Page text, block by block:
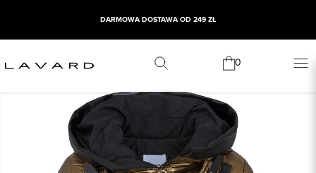
DARMOWA DOSTAWA OD 249 ZŁ
0